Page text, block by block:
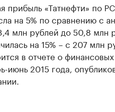
прибыль «Татнефти» по
на 5% по сравнению с
млн рублей до 50,8 млн
на 15% – с 207 млн
в отчете о
июнь 2015 года,